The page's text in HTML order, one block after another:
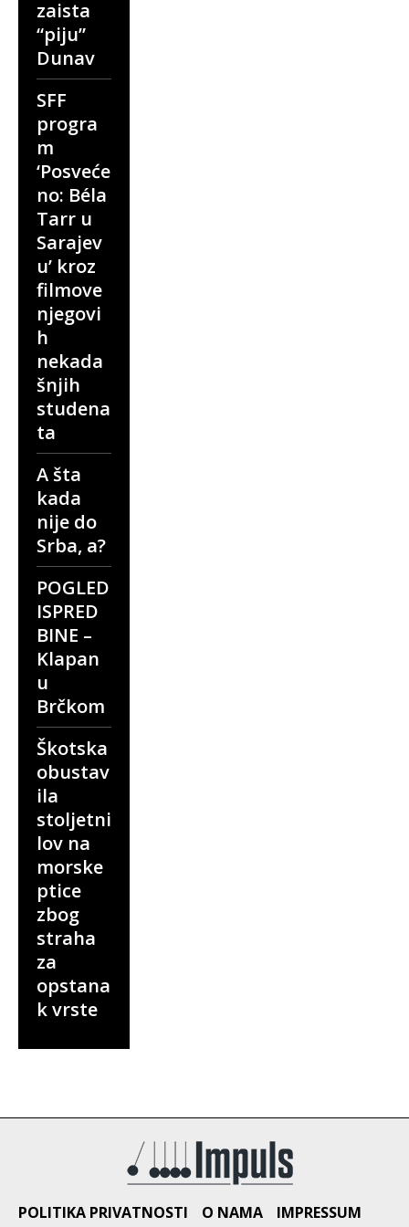
zaista
“piju”
Dunav
SFF
progra
m
‘Posveće
no: Béla
Tarr u
Sarajev
u’ kroz
filmove
njegovi
h
nekada
šnjih
studena
ta
A šta
kada
nije do
Srba, a?
POGLED
ISPRED
BINE –
Klapan
u
Brčkom
Škotska
obustav
ila
stoljetni
lov na
morske
ptice
zbog
straha
za
opstana
k vrste
POLITIKA PRIVATNOSTI O NAMA IMPRESSUM